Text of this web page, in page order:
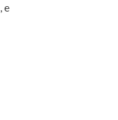
, e